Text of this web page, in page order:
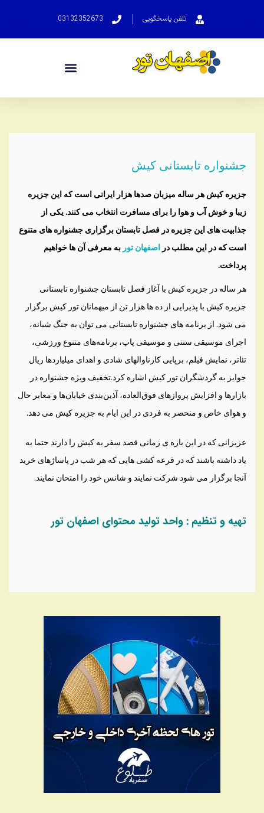
تلفن پاسخگویی 03132352673
جشنواره تابستانی کیش
جزیره کیش هر ساله میزبان صدها هزار ایرانی است که این جزیره
زیبا و خوش آب و هوا را برای مسافرت انتخاب می کنند. یکی از
جذابیت های این جزیره در فصل تابستان برگزاری جشنواره های متنوع
است که در این مطلب در اصفهان تور به معرفی آن ها خواهیم
پرداخت.
هر ساله در جزیره کیش با آغاز فصل تابستان جشنواره تابستانی
جزیره کیش با پذیرایی از ده ها هزار تن از میهمانان تور کیش برگزار
می شود. از برنامه های جشنواره تابستانی می توان به جنگ شبانه،
اجرای موسیقی سنتی و موسیقی پاپ، برنامه‌‏های متنوع ورزشی،
تئاتر، نمایش فیلم، برپایی کارناوالهای شادی و اهدای میلیاردها ریال
جوایز به گردشگران تور کیش اشاره کرد.تخفیف ویژه جشنواره در
بازارها و افزایش پروازهای فوق‌‏العاده، آذین‌‏بندی خیابان‌‏ها و معابر حال
و هوای خاص و منحصر به فردی در این ایام به جزیره کیش می دهد.
عزیزانی که در این بازه ی زمانی قصد سفر به کیش را دارند حتما به
یاد داشته باشند که در قرعه کشی هایی که هر شب در پاساژهای خرید
آنجا برگزار می شود شرکت نمایند و شانس خود را امتحان نمایند.
تهیه و تنظیم : واحد تولید محتوای اصفهان تور